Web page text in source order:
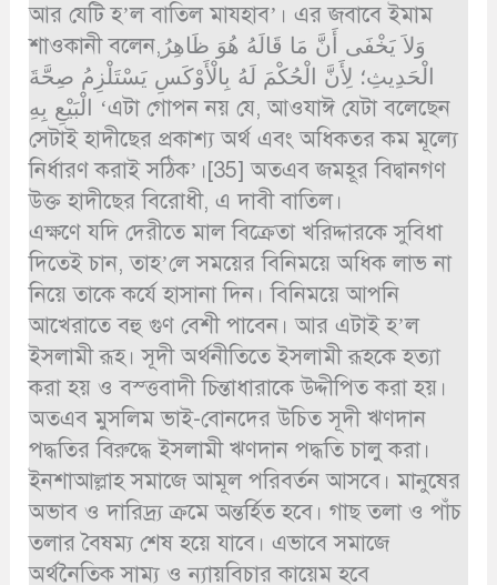
আর যেটি হ’ল বাতিল মাযহাব’। এর জবাবে ইমাম
শাওকানী বলেন,وَلاَ يَخْفَى أَنَّ مَا قَالَهُ هُوَ ظَاهِرُ
الْحَدِيثِ؛ لِأَنَّ الْحُكْمَ لَهُ بِالْأَوْكَسِ يَسْتَلْزِمُ صِحَّةَ
الْبَيْعِ بِهِ ‘এটা গোপন নয় যে, আওযাঈ যেটা বলেছেন
সেটাই হাদীছের প্রকাশ্য অর্থ এবং অধিকতর কম মূল্যে
নির্ধারণ করাই সঠিক’।[35] অতএব জমহূর বিদ্বানগণ
উক্ত হাদীছের বিরোধী, এ দাবী বাতিল।
এক্ষণে যদি দেরীতে মাল বিক্রেতা খরিদ্দারকে সুবিধা
দিতেই চান, তাহ’লে সময়ের বিনিময়ে অধিক লাভ না
নিয়ে তাকে কর্যে হাসানা দিন। বিনিময়ে আপনি
আখেরাতে বহু গুণ বেশী পাবেন। আর এটাই হ’ল
ইসলামী রূহ। সূদী অর্থনীতিতে ইসলামী রূহকে হত্যা
করা হয় ও বস্ত্তবাদী চিন্তাধারাকে উদ্দীপিত করা হয়।
অতএব মুসলিম ভাই-বোনদের উচিত সূদী ঋণদান
পদ্ধতির বিরুদ্ধে ইসলামী ঋণদান পদ্ধতি চালু করা।
ইনশাআল্লাহ সমাজে আমূল পরিবর্তন আসবে। মানুষের
অভাব ও দারিদ্র্য ক্রমে অন্তর্হিত হবে। গাছ তলা ও পাঁচ
তলার বৈষম্য শেষ হয়ে যাবে। এভাবে সমাজে
অর্থনৈতিক সাম্য ও ন্যায়বিচার কায়েম হবে